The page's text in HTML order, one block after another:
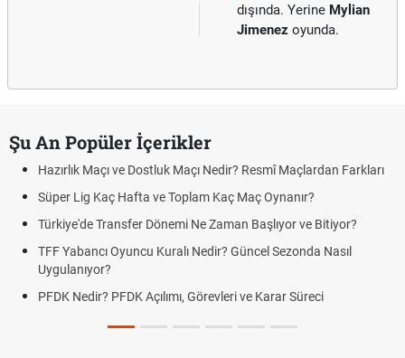
dışında. Yerine Mylian
Jimenez oyunda.
Şu An Popüler İçerikler
Hazırlık Maçı ve Dostluk Maçı Nedir? Resmî Maçlardan Farkları
Süper Lig Kaç Hafta ve Toplam Kaç Maç Oynanır?
Türkiye'de Transfer Dönemi Ne Zaman Başlıyor ve Bitiyor?
TFF Yabancı Oyuncu Kuralı Nedir? Güncel Sezonda Nasıl
Uygulanıyor?
PFDK Nedir? PFDK Açılımı, Görevleri ve Karar Süreci